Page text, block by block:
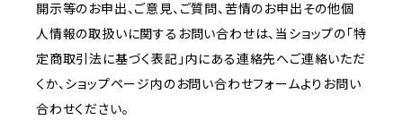
開示等のお申出、ご意見、ご質問、苦情のお申出その他個
人情報の取扱いに関するお問い合わせは、当ショップの「特
定商取引法に基づく表記」内にある連絡先へご連絡いただ
くか、ショップページ内のお問い合わせフォームよりお問い
合わせください。